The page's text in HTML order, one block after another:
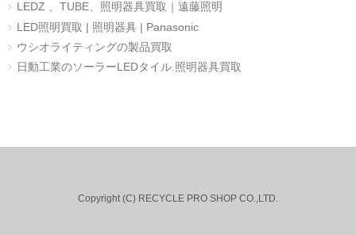
LEDZ 、TUBE、照明器具買取｜遠藤照明
LED照明買取 | 照明器具 | Panasonic
ウシオライティングの製品買取
日動工業のソーラーLEDタイル.照明器具買取
Copyright (C) RECYCLE PRO SHOP CO.,LTD.